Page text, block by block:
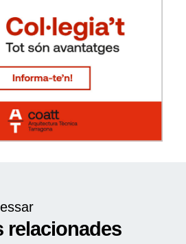
relacionades